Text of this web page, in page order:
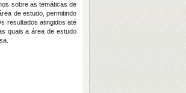
sobre as temáticas de
de estudo, permitindo
resultados atingidos até
quais a área de estudo